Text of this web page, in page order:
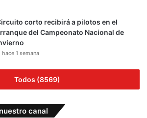
corto recibirá a pilotos en el
del Campeonato Nacional de
hace 1 semana
Todos (8569)
canal